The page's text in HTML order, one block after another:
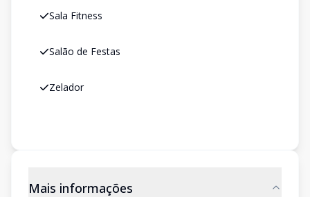
Sala Fitness
Salão de Festas
Zelador
Mais informações